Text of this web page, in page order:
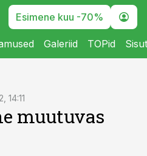
Esimene kuu -70%
Galeriid TOPid
14:11
muutuvas